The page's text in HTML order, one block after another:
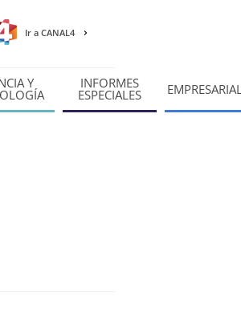
Ir a CANAL4
Y INFORMES
ESPECIALES